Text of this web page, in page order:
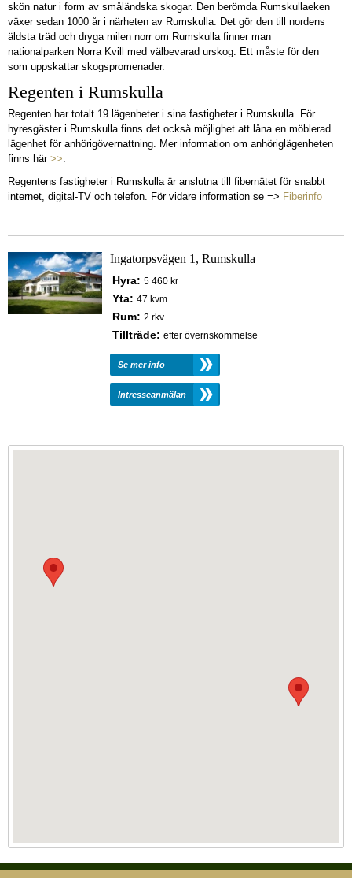
skön natur i form av småländska skogar. Den berömda Rumskullaeken
växer sedan 1000 år i närheten av Rumskulla. Det gör den till nordens
äldsta träd och dryga milen norr om Rumskulla finner man
nationalparken Norra Kvill med välbevarad urskog. Ett måste för den
som uppskattar skogspromenader.
Regenten i Rumskulla
Regenten har totalt 19 lägenheter i sina fastigheter i Rumskulla. För
hyresgäster i Rumskulla finns det också möjlighet att låna en möblerad
lägenhet för anhörigövernattning. Mer information om anhöriglägenheten
finns här >>
Regentens fastigheter i Rumskulla är anslutna till fibernätet för snabbt
internet, digital-TV och telefon. För vidare information se => Fiberinfo
Ingatorpsvägen 1, Rumskulla
Hyra: 5 460 kr
Yta: 47 kvm
Rum: 2 rkv
Tillträde: efter övernskommelse
Se mer info
Intresseanmälan